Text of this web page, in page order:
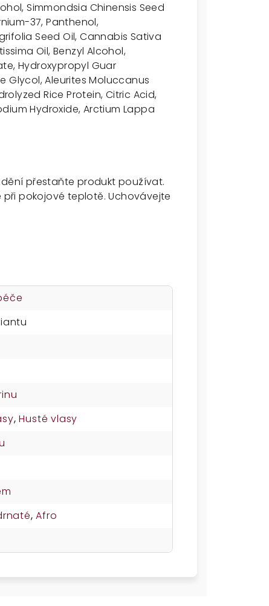
Simmondsia Chinensis Seed
37, Panthenol,
Seed Oil, Cannabis Sativa
Oil, Benzyl Alcohol,
Hydroxypropyl Guar
Glycol, Aleurites Moluccanus
Rice Protein, Citric Acid,
Hydroxide, Arctium Lappa
přestaňte produkt používat.
pokojové teplotě. Uchovávejte
,Husté vlasy
,Afro